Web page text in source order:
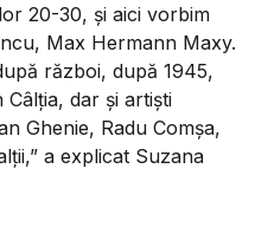
20-30, și aici vorbim
Max Hermann Maxy.
război, după 1945,
dar și artiști
Ghenie, Radu Comșa,
a explicat Suzana